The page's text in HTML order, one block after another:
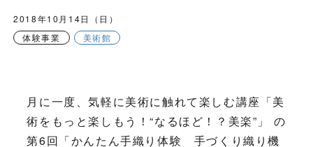
2018年10月14日（日）
体験事業
美術館
月に一度、気軽に美術に触れて楽しむ講座「美
術をもっと楽しもう！“なるほど！？美楽”」 の
第6回「かんたん手織り体験 手づくり織り機